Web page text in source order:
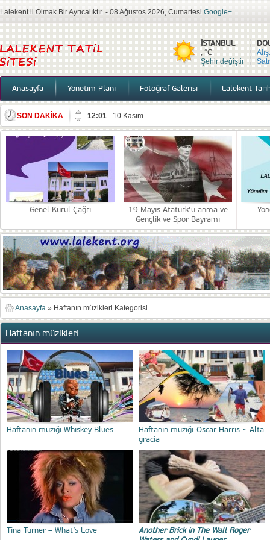
Lalekent li Olmak Bir Ayrıcalıktır. - 08 Ağustos 2026, Cumartesi Google+
Alış:
İSTANBUL
, °C
Şehir değiştir
Anasayfa Yönetim Planı Fotoğraf Galerisi Lalekent
SON DAKİKA 12:01 - 10 Kasım
09:04-Genel Kurul Çağrı
13:46-19 Mayıs Atatürk’ü anma ve Gençlik ve Spor
18:39- Yönetim,Bilgilendirme
15:08- Duyuru
12:17 2026 Mutlu Yıllar
Bilgilendirme 27.11.2025
14:43-Lalekent sitesi Denetim ve Faaliyet raporları
Genel Kurul Çağrı
19 Mayıs Atatürk’ü anma ve
Gençlik ve Spor Bayramı
Anasayfa » Haftanın müzikleri Kategorisi
Haftanın müzikleri
Haftanın müziği-Whiskey Blues
Haftanın müziği-Oscar Harris ~ Alta
gracia
Tina Turner – What’s Love
Another Brick in The Wall Roger